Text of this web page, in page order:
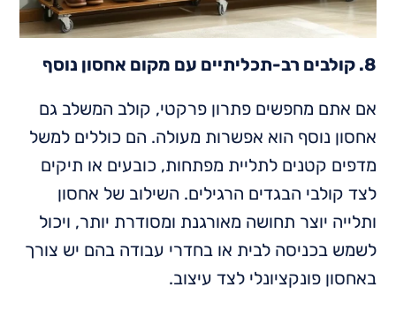
8. קולבים רב-תכליתיים עם מקום אחסון נוסף
אם אתם מחפשים פתרון פרקטי, קולב המשלב גם
אחסון נוסף הוא אפשרות מעולה. הם כוללים למשל
מדפים קטנים לתליית מפתחות, כובעים או תיקים
לצד קולבי הבגדים הרגילים. השילוב של אחסון
ותלייה יוצר תחושה מאורגנת ומסודרת יותר, ויכול
לשמש בכניסה לבית או בחדרי עבודה בהם יש צורך
באחסון פונקציונלי לצד עיצוב.